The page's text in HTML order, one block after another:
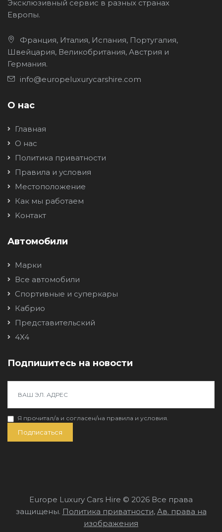
Эксклюзивный сервис в разных странах
Европы.
Франция, Италия, Испания, Португалия,
Швейцария, Великобритания, Австрия и
Германия.
info@europeluxurycarshire.com
О нас
Главная
О нас
Политика приватности
Правила и условия
Местоположение
Как мы работаем
Kонтакт
Автомобили
Марки
Все автомобили
Спортивные и суперкары
Кабрио
Представительский
4X4
Подпишитесь на новости
Я прочитал/a и согласен/на правила и условия.
Подписаться
Europe Luxury Cars Hire © 2026 Все права
защищены. Политика приватности, Ав. права на
изображения